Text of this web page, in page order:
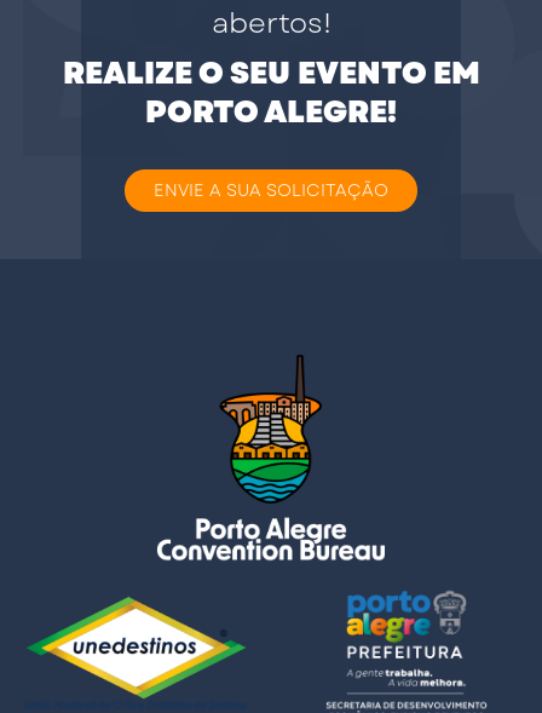
abertos!
REALIZE O SEU EVENTO EM
PORTO ALEGRE!
ENVIE A SUA SOLICITAÇÃO